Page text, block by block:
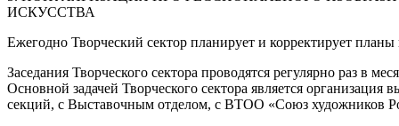
ИСКУССТВА
Ежегодно Творческий сектор планирует и корректирует
Заседания Творческого сектора проводятся регулярно раз в
Основной задачей Творческого сектора является
секций, с Выставочным отделом, с ВТОО «Союз художников